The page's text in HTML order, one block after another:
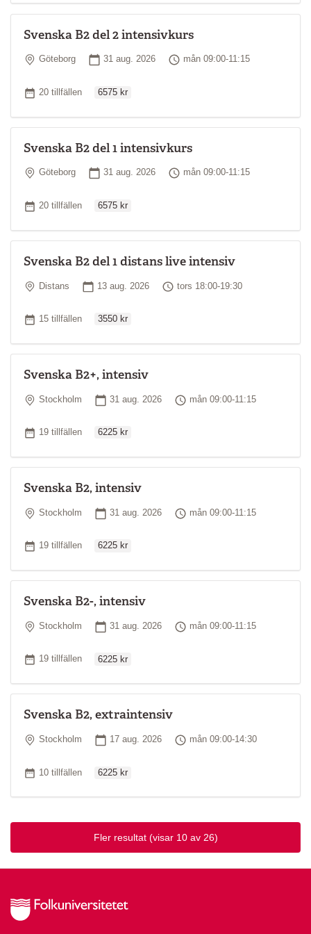
Svenska B2 del 2 intensivkurs
Plats
Göteborg Startdatum
31 aug. 2026 Tid
mån 09:00-11:15
Antal tillfällen
20 tillfällen 6575 kr
Svenska B2 del 1 intensivkurs
Plats
Göteborg Startdatum
31 aug. 2026 Tid
mån 09:00-11:15
Antal tillfällen
20 tillfällen 6575 kr
Svenska B2 del 1 distans live intensiv
Plats
Distans Startdatum
13 aug. 2026 Tid
tors 18:00-19:30
Antal tillfällen
15 tillfällen 3550 kr
Svenska B2+, intensiv
Plats
Stockholm Startdatum
31 aug. 2026 Tid
mån 09:00-11:15
Antal tillfällen
19 tillfällen 6225 kr
Svenska B2, intensiv
Plats
Stockholm Startdatum
31 aug. 2026 Tid
mån 09:00-11:15
Antal tillfällen
19 tillfällen 6225 kr
Svenska B2-, intensiv
Plats
Stockholm Startdatum
31 aug. 2026 Tid
mån 09:00-11:15
Antal tillfällen
19 tillfällen 6225 kr
Svenska B2, extraintensiv
Plats
Stockholm Startdatum
17 aug. 2026 Tid
mån 09:00-14:30
Antal tillfällen
10 tillfällen 6225 kr
Fler resultat (visar 10 av 26)